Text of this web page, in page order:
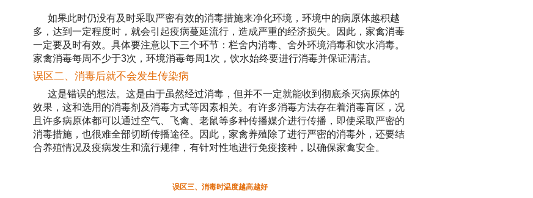
如果此时仍没有及时采取严密有效的消毒措施来净化环境，环境中的病原体越积越
多，达到一定程度时，就会引起疫病蔓延流行，造成严重的经济损失。因此，家禽消毒
一定要及时有效。具体要注意以下三个环节：栏舍内消毒、舍外环境消毒和饮水消毒。
家禽消毒每周不少于3次，环境消毒每周1次，饮水始终要进行消毒并保证清洁。
误区二、消毒后就不会发生传染病
这是错误的想法。这是由于虽然经过消毒，但并不一定就能收到彻底杀灭病原体的
效果，这和选用的消毒剂及消毒方式等因素相关。有许多消毒方法存在着消毒盲区，况
且许多病原体都可以通过空气、飞禽、老鼠等多种传播媒介进行传播，即使采取严密的
消毒措施，也很难全部切断传播途径。因此，家禽养殖除了进行严密的消毒外，还要结
合养殖情况及疫病发生和流行规律，有针对性地进行免疫接种，以确保家禽安全。
误区三、消毒时温度越高越好